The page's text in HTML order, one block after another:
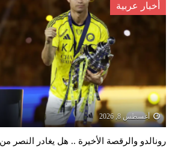
أخبار عربية
أغسطس 8, 2026
رونالدو والرقصة الأخيرة .. هل يغادر النصر من